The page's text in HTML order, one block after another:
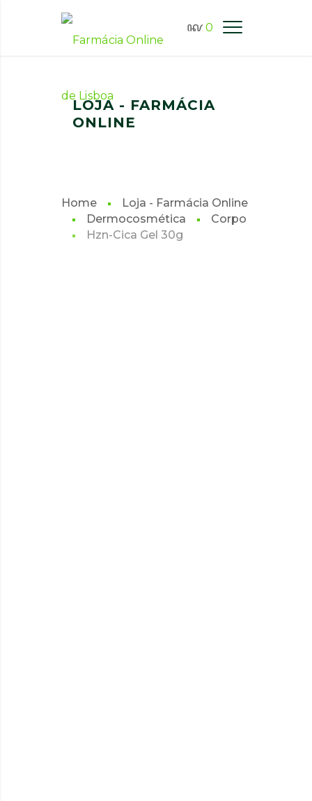
0
FARMÁCIA ONLINE LISBOA
LOJA - FARMÁCIA
ONLINE
Home
Loja - Farmácia Online
Dermocosmética
Corpo
Hzn-Cica Gel 30g